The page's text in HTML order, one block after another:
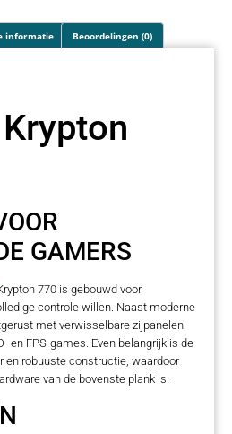
informatie Beoordelingen (0)
GAMERS
770 is gebouwd voor
controle willen. Naast moderne
met verwisselbare zijpanelen
en FPS-games. Even belangrijk is de
en robuuste constructie, waardoor
van de bovenste plank is.